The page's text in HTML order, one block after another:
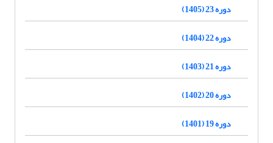
دوره 23 (1405)
دوره 22 (1404)
دوره 21 (1403)
دوره 20 (1402)
دوره 19 (1401)